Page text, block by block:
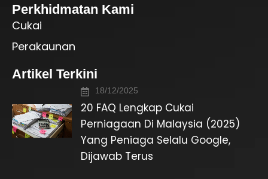
Perkhidmatan Kami
Cukai
Perakaunan
Artikel Terkini
18/12/2025
20 FAQ Lengkap Cukai
Perniagaan Di Malaysia (2025)
Yang Peniaga Selalu Google,
Dijawab Terus